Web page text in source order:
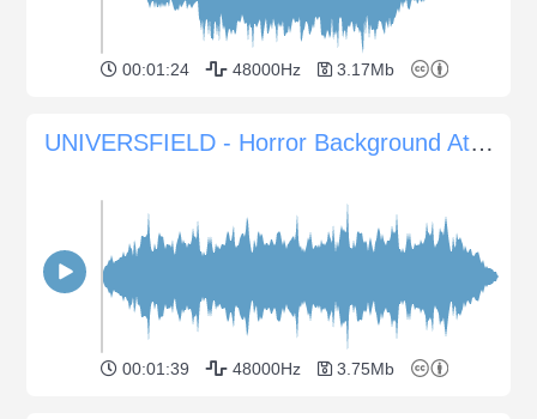
00:01:24 48000Hz 3.17Mb
UNIVERSFIELD - Horror Background Atmosphere #7
00:01:39 48000Hz 3.75Mb